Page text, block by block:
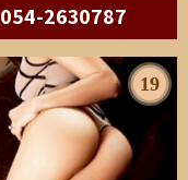
054-2630787
19